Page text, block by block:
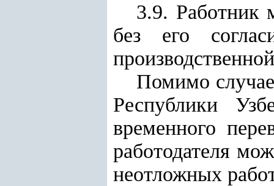
3.9. Работник
без его
Помимо
Республики
временного
работодателя
неотложных